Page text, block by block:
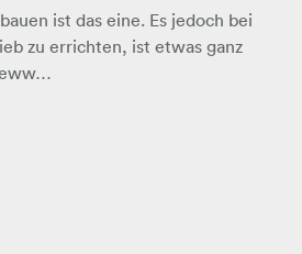
ist das eine. Es jedoch bei
zu errichten, ist etwas ganz
eww…